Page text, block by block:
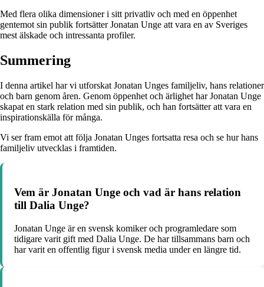
Med flera olika dimensioner i sitt privatliv och med en öppenhet
gentemot sin publik fortsätter Jonatan Unge att vara en av Sveriges
mest älskade och intressanta profiler.
Summering
I denna artikel har vi utforskat Jonatan Unges familjeliv, hans relationer
och barn genom åren. Genom öppenhet och ärlighet har Jonatan Unge
skapat en stark relation med sin publik, och han fortsätter att vara en
inspirationskälla för många.
Vi ser fram emot att följa Jonatan Unges fortsatta resa och se hur hans
familjeliv utvecklas i framtiden.
Vem är Jonatan Unge och vad är hans relation
till Dalia Unge?
Jonatan Unge är en svensk komiker och programledare som
tidigare varit gift med Dalia Unge. De har tillsammans barn och
har varit en offentlig figur i svensk media under en längre tid.